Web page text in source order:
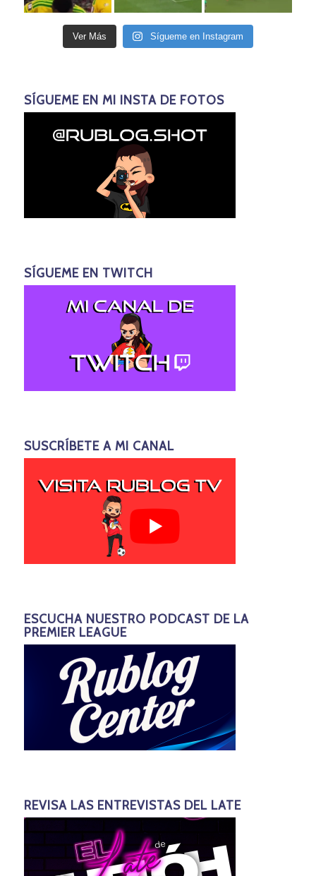
Ver Más Sígueme en Instagram
SÍGUEME EN MI INSTA DE FOTOS
SÍGUEME EN TWITCH
SUSCRÍBETE A MI CANAL
ESCUCHA NUESTRO PODCAST DE LA
PREMIER LEAGUE
REVISA LAS ENTREVISTAS DEL LATE